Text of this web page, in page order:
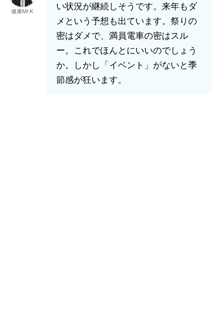
健康Mr.K
い状況が継続しそうです。来年もダ
メという予想も出ています。祭りの
密はダメで、満員電車の密はスル
ー。これでほんとにいいのでしょう
か。しかし「イベント」がないと季
節感が狂います。